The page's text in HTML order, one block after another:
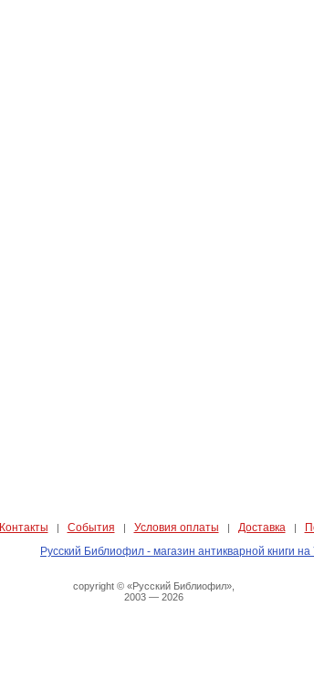
Контакты | События | Условия оплаты | Доставка |
Русский Библиофил - магазин антикварной книги на
copyright © «Русский Библиофил»,
2003 — 2026